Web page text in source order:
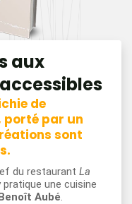
aux
de
porté par un
sont
du restaurant La
pratique une cuisine
Aubé.